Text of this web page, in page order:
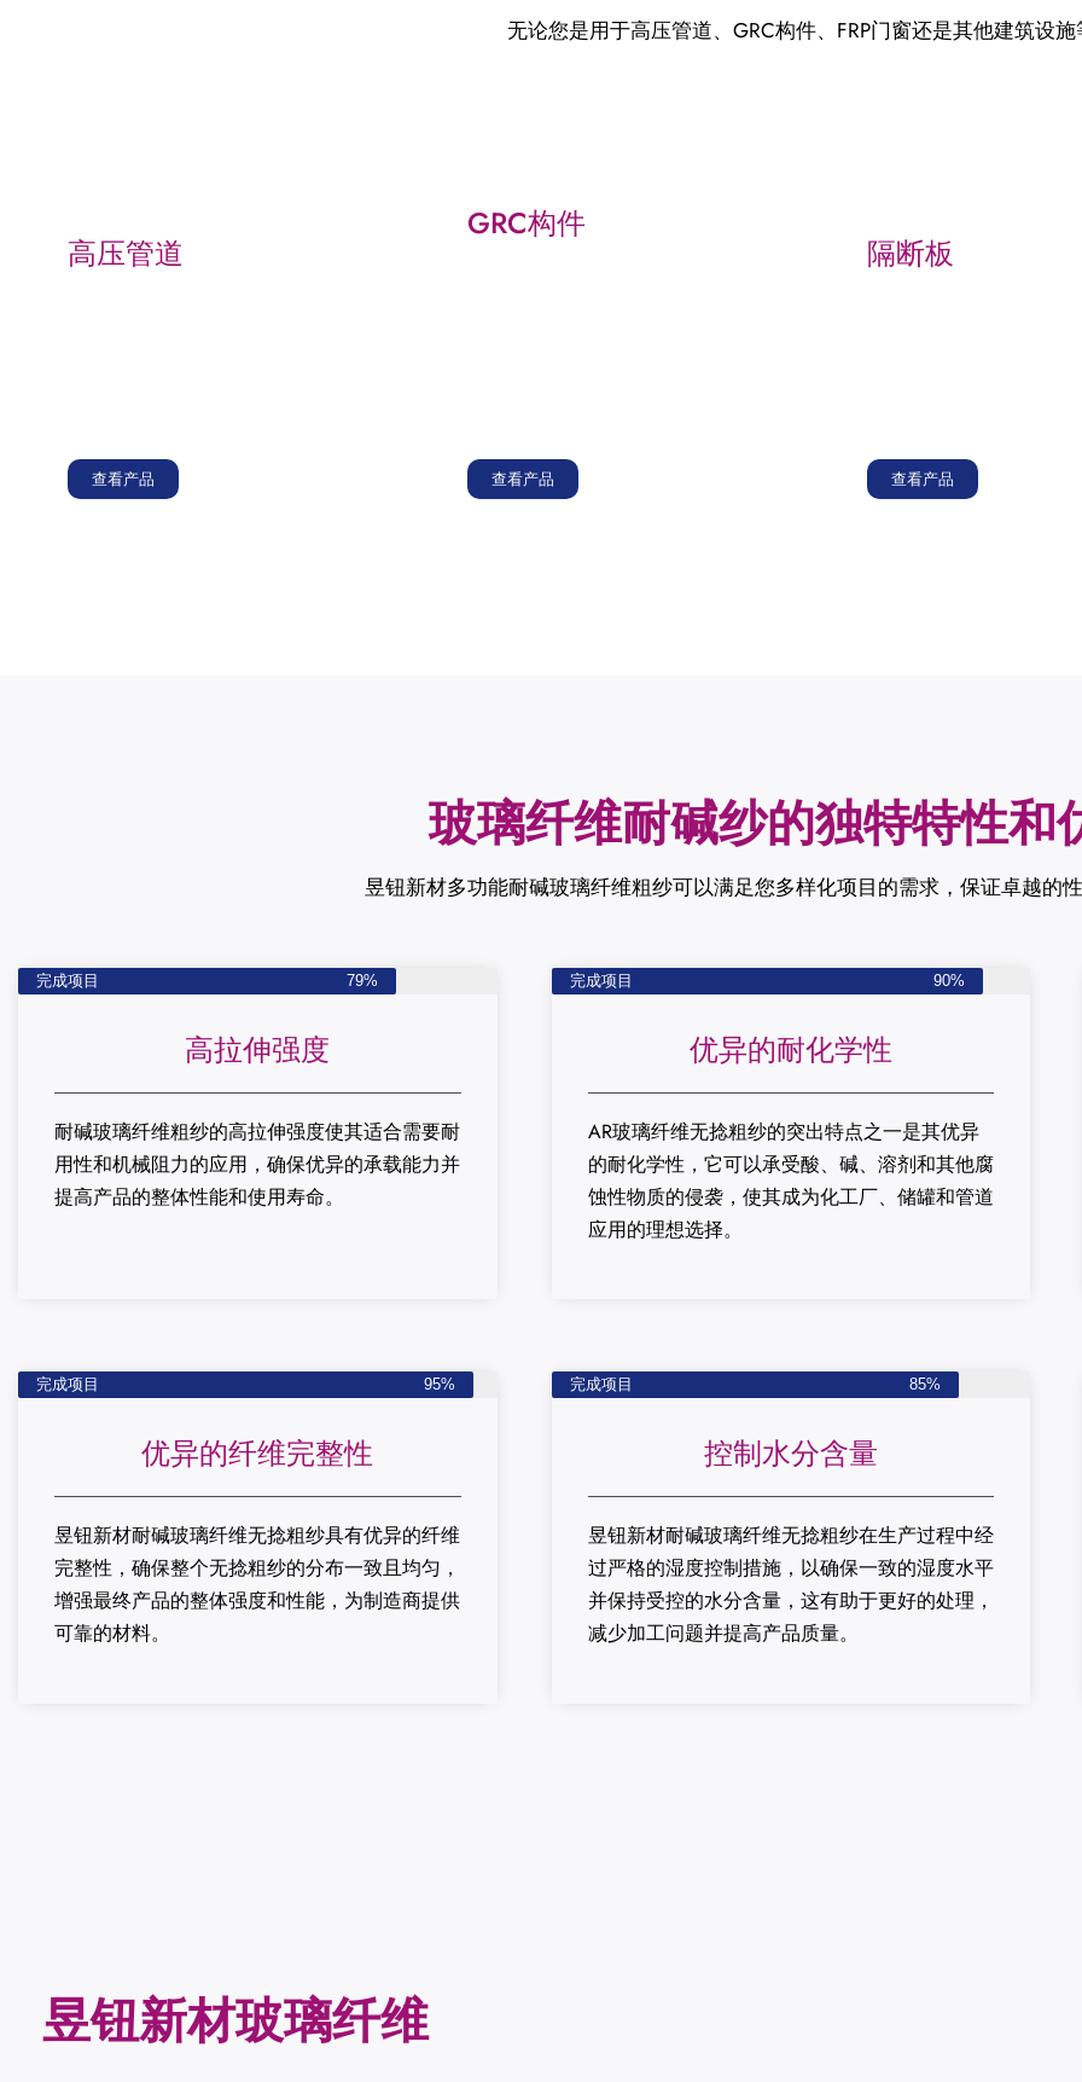
无论您是用于高压管道、GRC构件、FRP门窗还是其他建筑设施
高压管道
查看产品
GRC构件
查看产品
隔断板
查看产品
玻璃纤维耐碱纱的独特特性和
昱钮新材多功能耐碱玻璃纤维粗纱可以满足您多样化项目的需求，保证卓越的
完成项目 79%
高拉伸强度
耐碱玻璃纤维粗纱的高拉伸强度使其适合需要耐
用性和机械阻力的应用，确保优异的承载能力并
提高产品的整体性能和使用寿命。
完成项目 90%
优异的耐化学性
AR玻璃纤维无捻粗纱的突出特点之一是其优异
的耐化学性，它可以承受酸、碱、溶剂和其他腐
蚀性物质的侵袭，使其成为化工厂、储罐和管道
应用的理想选择。
完成项目 95%
优异的纤维完整性
昱钮新材耐碱玻璃纤维无捻粗纱具有优异的纤维
完整性，确保整个无捻粗纱的分布一致且均匀，
增强最终产品的整体强度和性能，为制造商提供
可靠的材料。
完成项目 85%
控制水分含量
昱钮新材耐碱玻璃纤维无捻粗纱在生产过程中经
过严格的湿度控制措施，以确保一致的湿度水平
并保持受控的水分含量，这有助于更好的处理，
减少加工问题并提高产品质量。
昱钮新材玻璃纤维